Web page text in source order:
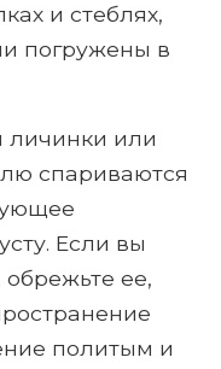
и стеблях,
погружены в
личинки или
спариваются
Если вы
ее,
политым и